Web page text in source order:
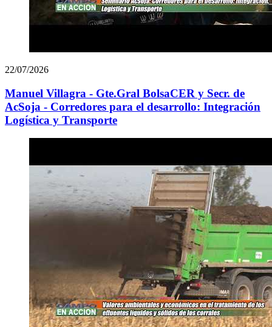
22/07/2026
Manuel Villagra - Gte.Gral BolsaCER y Secr. de
AcSoja - Corredores para el desarrollo: Integración
Logística y Transporte